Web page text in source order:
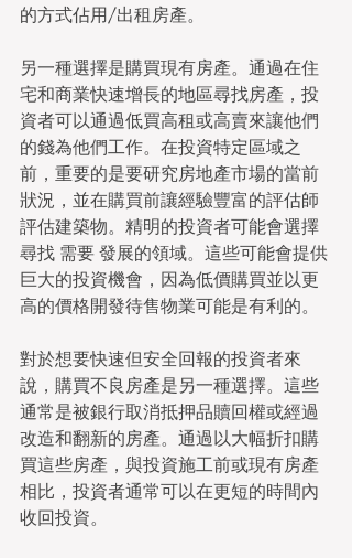
的方式佔用/出租房產。
另一種選擇是購買現有房產。通過在住
宅和商業快速增長的地區尋找房產，投
資者可以通過低買高租或高賣來讓他們
的錢為他們工作。在投資特定區域之
前，重要的是要研究房地產市場的當前
狀況，並在購買前讓經驗豐富的評估師
評估建築物。精明的投資者可能會選擇
尋找 需要 發展的領域。這些可能會提供
巨大的投資機會，因為低價購買並以更
高的價格開發待售物業可能是有利的。
對於想要快速但安全回報的投資者來
說，購買不良房產是另一種選擇。這些
通常是被銀行取消抵押品贖回權或經過
改造和翻新的房產。通過以大幅折扣購
買這些房產，與投資施工前或現有房產
相比，投資者通常可以在更短的時間內
收回投資。